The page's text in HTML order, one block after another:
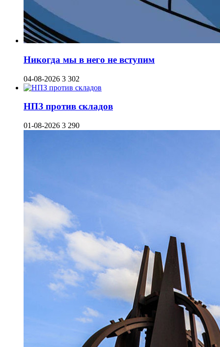
Никогда мы в него не вступим
04-08-2026 3 302
НПЗ против складов
01-08-2026 3 290